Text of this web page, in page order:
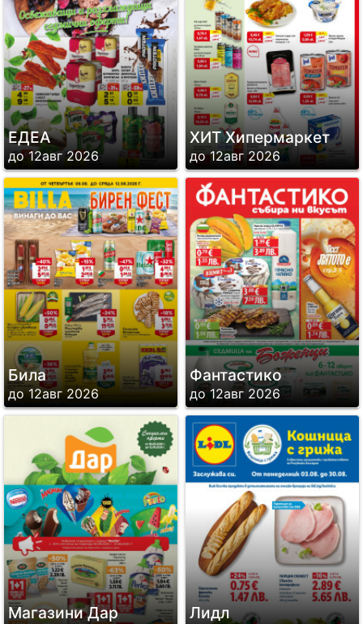
ЕДЕА
до 12авг 2026
ХИТ Хипермаркет
до 12авг 2026
Била
до 12авг 2026
Фантастико
до 12авг 2026
Магазини Дар Лидл